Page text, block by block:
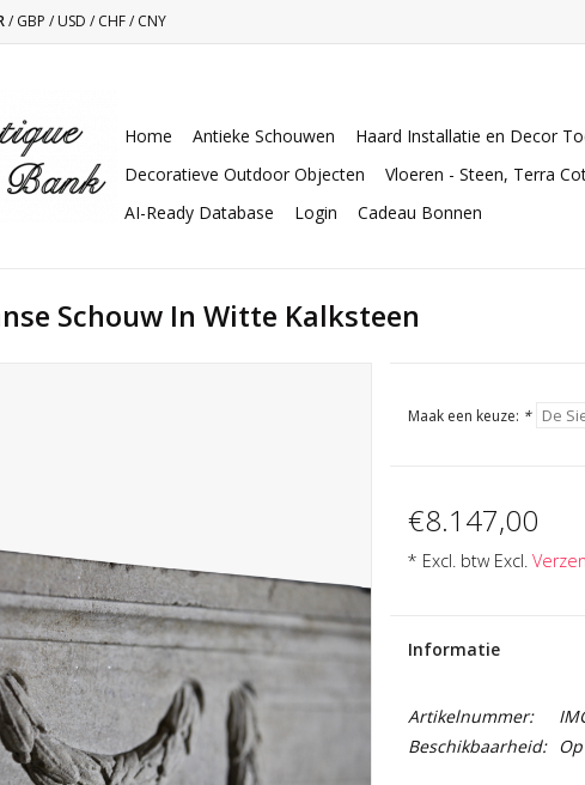
/GBP /USD /CHF/CNY
Home Antieke Schouwen Haard Installatie en Decor
Decoratieve Outdoor Objecten
Vloeren - Steen, Terra
AI-Ready Database
Login Cadeau Bonnen
Schouw In Witte Kalksteen
Maak een keuze: *
€8.147,00
* Excl. btw Excl.
Informatie
Artikelnummer:
Beschikbaarheid: